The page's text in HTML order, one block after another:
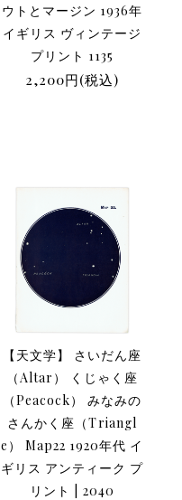
ウトとマージン 1936年
イギリス ヴィンテージ
プリント 1135
2,200円(税込)
【天文学】 さいだん座
（Altar） くじゃく座
（Peacock） みなみの
さんかく座（Triangl
e） Map22 1920年代 イ
ギリス アンティーク プ
リント | 2040